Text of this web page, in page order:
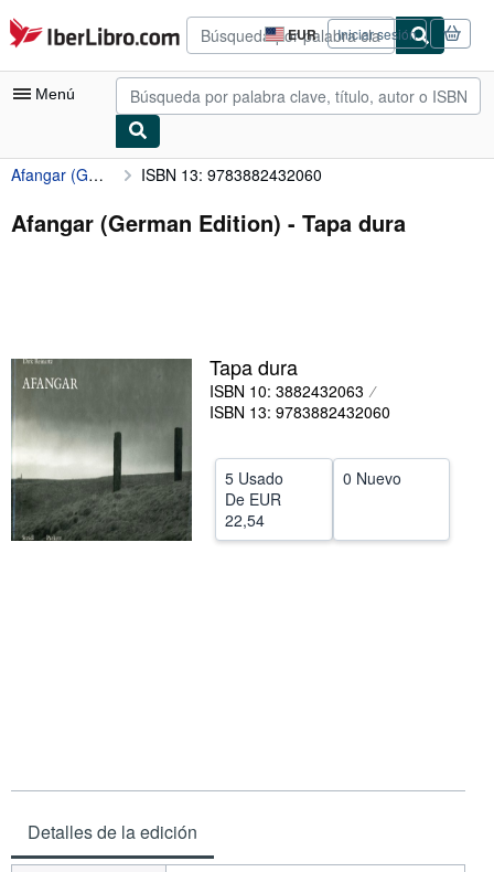
Pasar al contenido principal
IberLibro.com EUR
Preferencias
de
compra
del
Iniciar sesión
Menú
Mi cuenta
Consultar mis pedidos
Arte y coleccionismo
Vendedores
Comenzar a vender
Ayuda
CERRAR
Afangar (German Edition) ISBN 13: 9783882432060
Afangar (German Edition) - Tapa dura
Tapa dura
ISBN 10: 3882432063
ISBN 13: 9783882432060
5 Usado
De EUR
22,54
0 Nuevo
Detalles de la edición